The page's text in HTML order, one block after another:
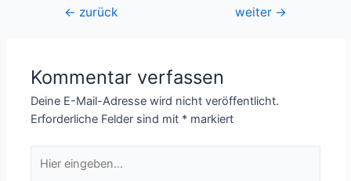
Beitragsnavigation
← zurück weiter →
Kommentar verfassen
Deine E-Mail-Adresse wird nicht veröffentlicht.
Erforderliche Felder sind mit * markiert
eingeben…